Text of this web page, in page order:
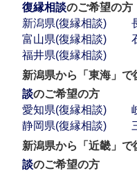
復縁相談のご希望の方
新潟県(復縁相談)
富山県(復縁相談)
福井県(復縁相談)
新潟県から「東海」
談のご希望の方
愛知県(復縁相談)
静岡県(復縁相談)
新潟県から「近畿」
談のご希望の方